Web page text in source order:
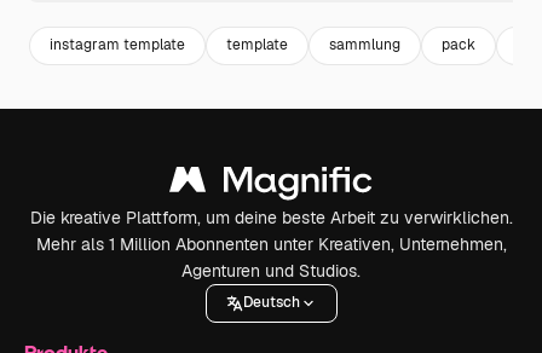
instagram template template sammlung pack
Die kreative Plattform, um deine beste Arbeit zu verwirklichen.
Mehr als 1 Million Abonnenten unter Kreativen, Unternehmen,
Agenturen und Studios.
Deutsch